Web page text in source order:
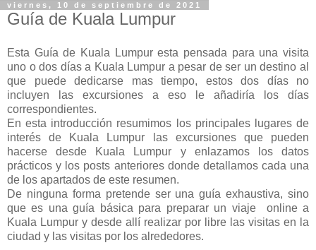
viernes, 10 de septiembre de 2021
Guía de Kuala Lumpur
Esta Guía de Kuala Lumpur esta pensada para una visita
uno o dos días a Kuala Lumpur a pesar de ser un destino al
que puede dedicarse mas tiempo, estos dos días no
incluyen las excursiones a eso le añadiría los días
correspondientes.
En esta introducción resumimos los principales lugares de
interés de Kuala Lumpur las excursiones que pueden
hacerse desde Kuala Lumpur y enlazamos los datos
prácticos y los posts anteriores donde detallamos cada una
de los apartados de este resumen.
De ninguna forma pretende ser una guía exhaustiva, sino
que es una guía básica para preparar un viaje online a
Kuala Lumpur y desde allí realizar por libre las visitas en la
ciudad y las visitas por los alrededores.